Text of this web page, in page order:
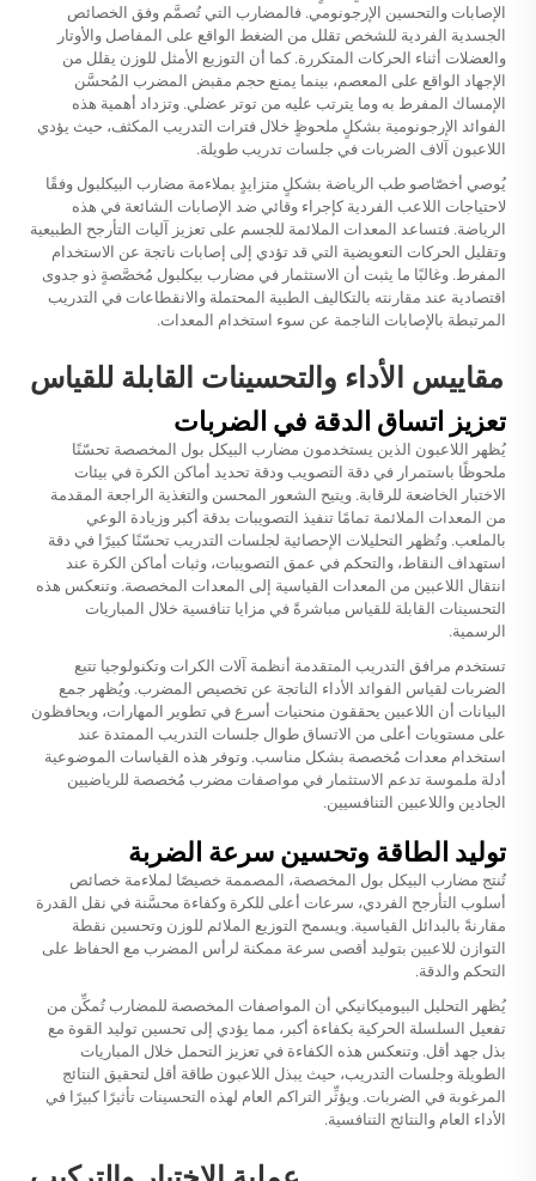
الإصابات والتحسين الإرجونومي. فالمضارب التي تُصمَّم وفق الخصائص
الجسدية الفردية للشخص تقلل من الضغط الواقع على المفاصل والأوتار
والعضلات أثناء الحركات المتكررة. كما أن التوزيع الأمثل للوزن يقلل من
الإجهاد الواقع على المعصم، بينما يمنع حجم مقبض المضرب المُحسَّن
الإمساك المفرط به وما يترتب عليه من توتر عضلي. وتزداد أهمية هذه
الفوائد الإرجونومية بشكلٍ ملحوظٍ خلال فترات التدريب المكثف، حيث يؤدي
اللاعبون آلاف الضربات في جلسات تدريب طويلة.
يُوصي أخصّاصو طب الرياضة بشكلٍ متزايدٍ بملاءمة مضارب البيكلبول وفقًا
لاحتياجات اللاعب الفردية كإجراء وقائي ضد الإصابات الشائعة في هذه
الرياضة. فتساعد المعدات الملائمة للجسم على تعزيز آليات التأرجح الطبيعية
وتقليل الحركات التعويضية التي قد تؤدي إلى إصابات ناتجة عن الاستخدام
المفرط. وغالبًا ما يثبت أن الاستثمار في مضارب بيكلبول مُخصَّصةٍ ذو جدوى
اقتصادية عند مقارنته بالتكاليف الطبية المحتملة والانقطاعات في التدريب
المرتبطة بالإصابات الناجمة عن سوء استخدام المعدات.
مقاييس الأداء والتحسينات القابلة للقياس
تعزيز اتساق الدقة في الضربات
يُظهر اللاعبون الذين يستخدمون مضارب البيكل بول المخصصة تحسّنًا
ملحوظًا باستمرار في دقة التصويب ودقة تحديد أماكن الكرة في بيئات
الاختبار الخاضعة للرقابة. ويتيح الشعور المحسن والتغذية الراجعة المقدمة
من المعدات الملائمة تمامًا تنفيذ التصويبات بدقة أكبر وزيادة الوعي
بالملعب. وتُظهر التحليلات الإحصائية لجلسات التدريب تحسّنًا كبيرًا في دقة
استهداف النقاط، والتحكم في عمق التصويبات، وثبات أماكن الكرة عند
انتقال اللاعبين من المعدات القياسية إلى المعدات المخصصة. وتنعكس هذه
التحسينات القابلة للقياس مباشرةً في مزايا تنافسية خلال المباريات
الرسمية.
تستخدم مرافق التدريب المتقدمة أنظمة آلات الكرات وتكنولوجيا تتبع
الضربات لقياس الفوائد الأداء الناتجة عن تخصيص المضرب. ويُظهر جمع
البيانات أن اللاعبين يحققون منحنيات أسرع في تطوير المهارات، ويحافظون
على مستويات أعلى من الاتساق طوال جلسات التدريب الممتدة عند
استخدام معدات مُخصصة بشكل مناسب. وتوفر هذه القياسات الموضوعية
أدلة ملموسة تدعم الاستثمار في مواصفات مضرب مُخصصة للرياضيين
الجادين واللاعبين التنافسيين.
توليد الطاقة وتحسين سرعة الضربة
تُنتج مضارب البيكل بول المخصصة، المصممة خصيصًا لملاءمة خصائص
أسلوب التأرجح الفردي، سرعات أعلى للكرة وكفاءة محسَّنة في نقل القدرة
مقارنةً بالبدائل القياسية. ويسمح التوزيع الملائم للوزن وتحسين نقطة
التوازن للاعبين بتوليد أقصى سرعة ممكنة لرأس المضرب مع الحفاظ على
التحكم والدقة.
يُظهر التحليل البيوميكانيكي أن المواصفات المخصصة للمضارب تُمكِّن من
تفعيل السلسلة الحركية بكفاءة أكبر، مما يؤدي إلى تحسين توليد القوة مع
بذل جهد أقل. وتنعكس هذه الكفاءة في تعزيز التحمل خلال المباريات
الطويلة وجلسات التدريب، حيث يبذل اللاعبون طاقة أقل لتحقيق النتائج
المرغوبة في الضربات. ويؤثِّر التراكم العام لهذه التحسينات تأثيرًا كبيرًا في
الأداء العام والنتائج التنافسية.